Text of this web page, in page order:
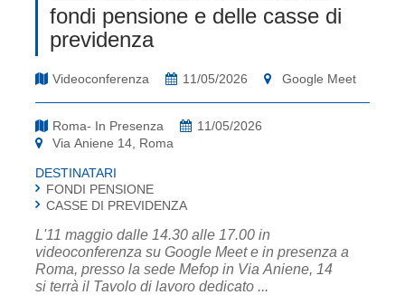
fondi pensione e delle casse di
previdenza
Videoconferenza 11/05/2026 Google Meet
Roma- In Presenza
11/05/2026
Via Aniene 14, Roma
DESTINATARI
FONDI PENSIONE
CASSE DI PREVIDENZA
L'11 maggio dalle 14.30 alle 17.00 in
videoconferenza su Google Meet e in presenza a
Roma, presso la sede Mefop in Via Aniene, 14
si terrà il Tavolo di lavoro dedicato ...